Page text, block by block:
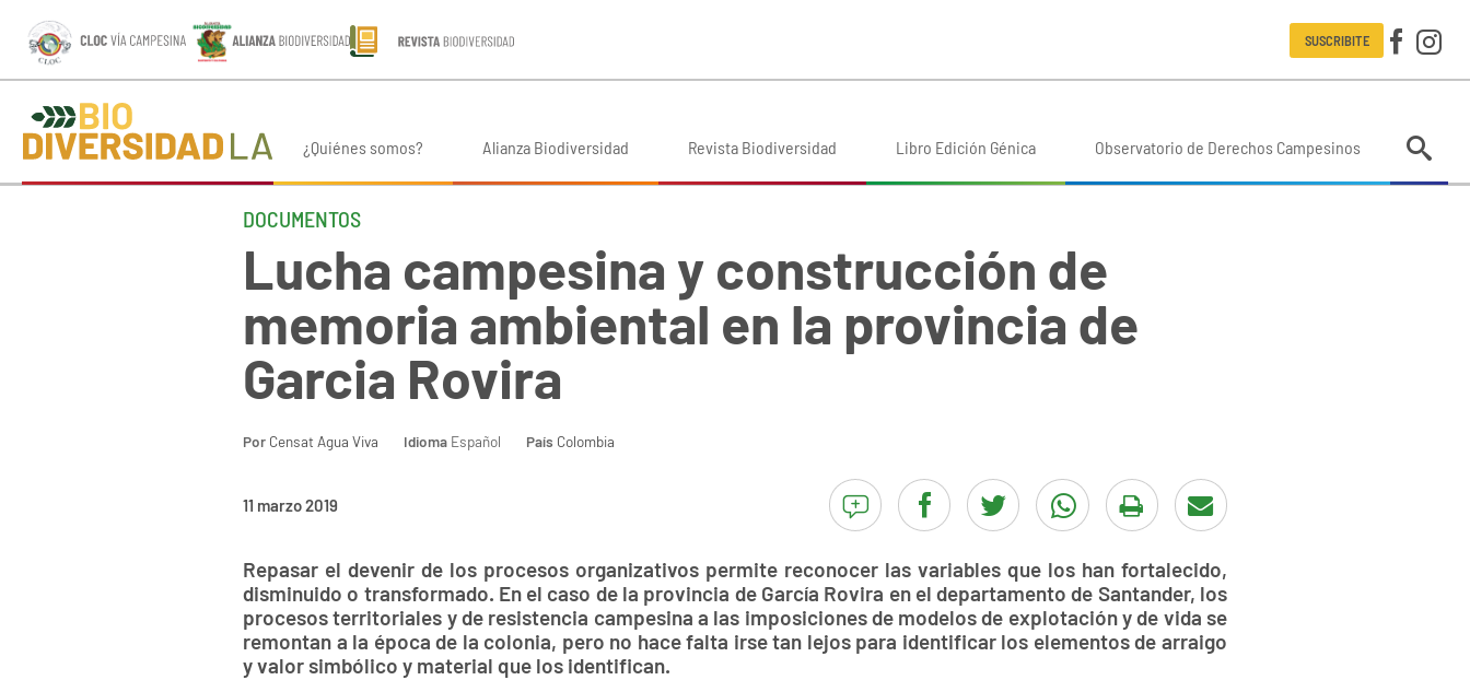
SUSCRIBITE
¿Quiénes somos? Alianza Biodiversidad Revista Biodiversidad Libro Edición Génica Observatorio de Derechos Campesinos
DOCUMENTOS
Lucha campesina y construcción de
memoria ambiental en la provincia de
Garcia Rovira
Por Censat Agua Viva Idioma Español País Colombia
11 marzo 2019
Repasar el devenir de los procesos organizativos permite reconocer las variables que los han fortalecido,
disminuido o transformado. En el caso de la provincia de García Rovira en el departamento de Santander, los
procesos territoriales y de resistencia campesina a las imposiciones de modelos de explotación y de vida se
remontan a la época de la colonia, pero no hace falta irse tan lejos para identificar los elementos de arraigo
y valor simbólico y material que los identifican.